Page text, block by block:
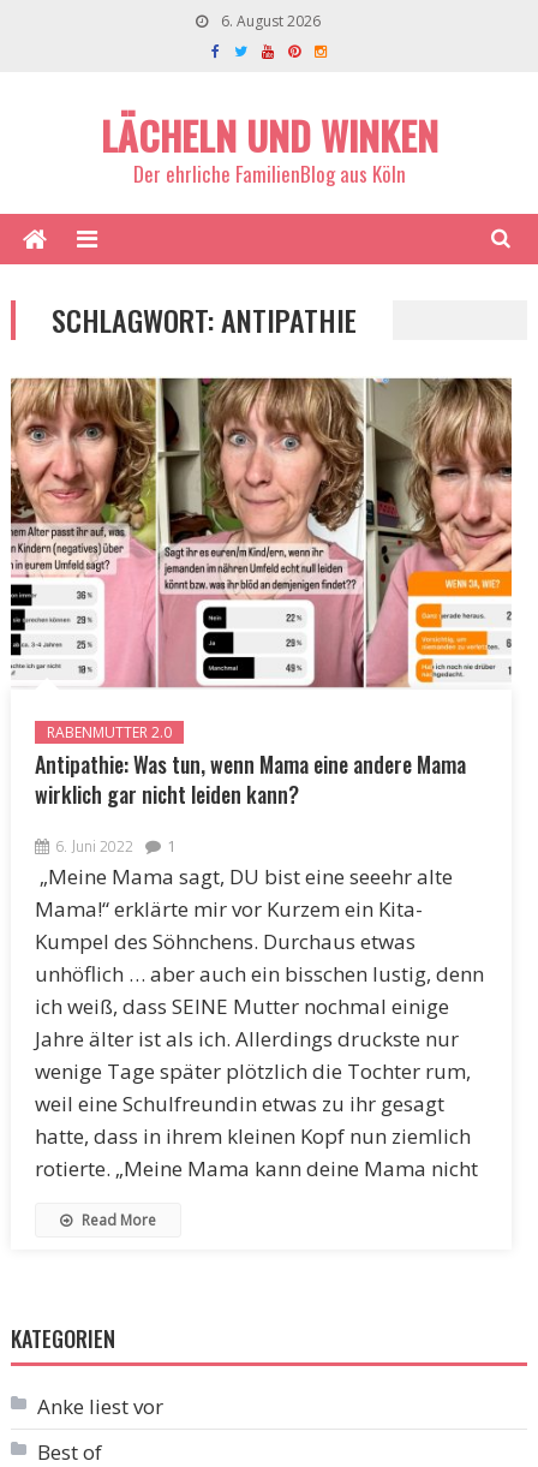
6. August 2026
LÄCHELN UND WINKEN
Der ehrliche FamilienBlog aus Köln
SCHLAGWORT:ANTIPATHIE
RABENMUTTER 2.0
Antipathie: Was tun, wenn Mama eine andere Mama
wirklich gar nicht leiden kann?
6. Juni 2022 1
„Meine Mama sagt, DU bist eine seeehr alte
Mama!“ erklärte mir vor Kurzem ein Kita-
Kumpel des Söhnchens. Durchaus etwas
unhöflich … aber auch ein bisschen lustig, denn
ich weiß, dass SEINE Mutter nochmal einige
Jahre älter ist als ich. Allerdings druckste nur
wenige Tage später plötzlich die Tochter rum,
weil eine Schulfreundin etwas zu ihr gesagt
hatte, dass in ihrem kleinen Kopf nun ziemlich
rotierte. „Meine Mama kann deine Mama nicht
Read More
KATEGORIEN
Anke liest vor
Best of